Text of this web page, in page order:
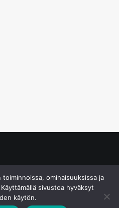
ominaisuuksissa ja
sivustoa hyväksyt
käytön.